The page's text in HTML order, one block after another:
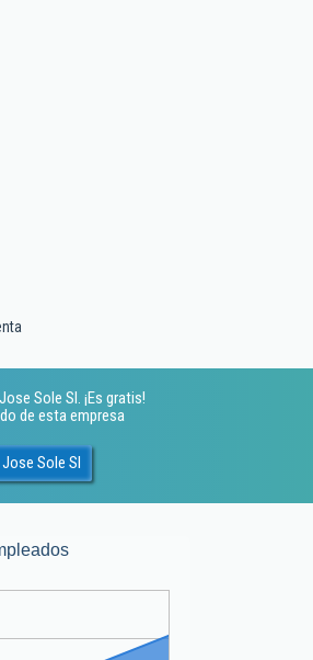
Sole Sl. ¡Es gratis!
de esta empresa
Sole Sl